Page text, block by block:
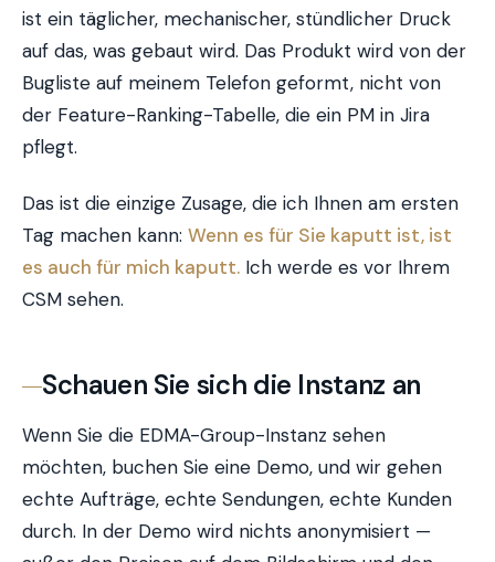
ist ein täglicher, mechanischer, stündlicher Druck
auf das, was gebaut wird. Das Produkt wird von der
Bugliste auf meinem Telefon geformt, nicht von
der Feature-Ranking-Tabelle, die ein PM in Jira
pflegt.
Das ist die einzige Zusage, die ich Ihnen am ersten
Tag machen kann: Wenn es für Sie kaputt ist, ist
es auch für mich kaputt. Ich werde es vor Ihrem
CSM sehen.
Schauen Sie sich die Instanz an
Wenn Sie die EDMA-Group-Instanz sehen
möchten, buchen Sie eine Demo, und wir gehen
echte Aufträge, echte Sendungen, echte Kunden
durch. In der Demo wird nichts anonymisiert —